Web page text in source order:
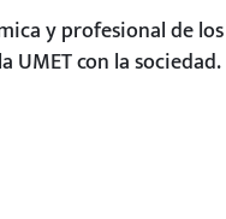
y profesional de los
con la sociedad.